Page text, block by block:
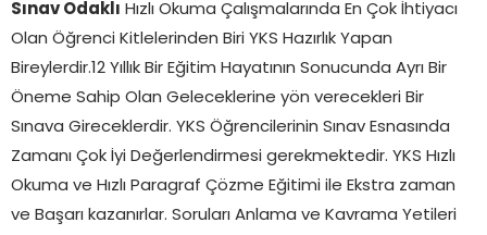
Sınav Odaklı
Hızlı Okuma Çalışmalarında En Çok İhtiyacı
Olan Öğrenci Kitlelerinden Biri YKS Hazırlık Yapan
Bireylerdir.12 Yıllık Bir Eğitim Hayatının Sonucunda Ayrı Bir
Öneme Sahip Olan Geleceklerine yön verecekleri Bir
Sınava Gireceklerdir. YKS Öğrencilerinin Sınav Esnasında
Zamanı Çok İyi Değerlendirmesi gerekmektedir. YKS Hızlı
Okuma ve Hızlı Paragraf Çözme Eğitimi ile Ekstra zaman
ve Başarı kazanırlar. Soruları Anlama ve Kavrama Yetileri